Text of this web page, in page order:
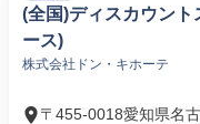
(全国)ディスカウント
ース)
株式会社ドン・キホーテ
〒455-0018愛知県名